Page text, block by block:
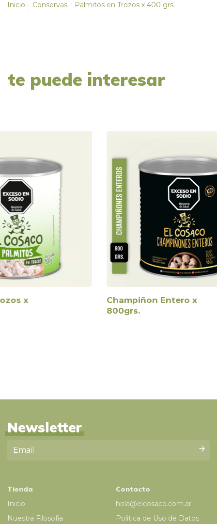
Inicio . Conservas . Palmitos en Trozos x 400 grs.
te puede interesar
x
Champiñon Entero x
800grs.
Newsletter
Tienda
Inicio
Nuestra Filosofía
Contacto
hola@elcosaco.com.ar
Politica de Uso de Datos